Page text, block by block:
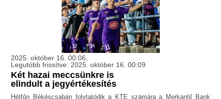
2025. október 16. 00:06,
Legutóbb frissítve: 2025. október 16. 00:09
Két hazai meccsünkre is
elindult a jegyértékesítés
Hétfőn Békéscsabán folytatódik a KTE számára a Merkantil Bank